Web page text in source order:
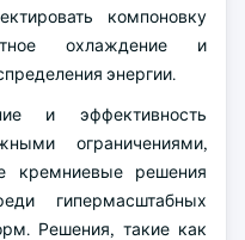
компоновку
охлаждение и
энергии.
и эффективность
ограничениями,
кремниевые решения
гипермасштабных
Решения, такие как